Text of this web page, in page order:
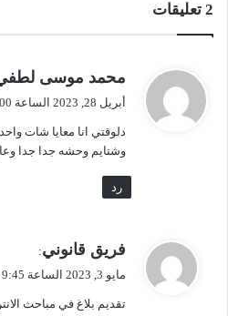
‫2 تعليقات
ق
ل
محمد موسى
أبريل 28, 2023 الساعة 7:00 م
دلوقتي انا معايا شات
وشتايم وحشه جدا جدا
رد
ي
ل
فريق قانوني:
مايو 3, 2023 الساعة 9:45 ص
تقديم بلاغ في مباحث